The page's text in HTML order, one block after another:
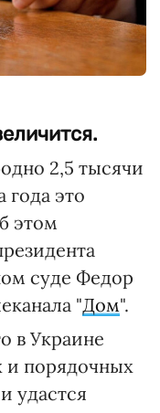
2,5 тысячи
года это
этом
суде Федор
"Дом".
в Украине
и порядочных
удастся